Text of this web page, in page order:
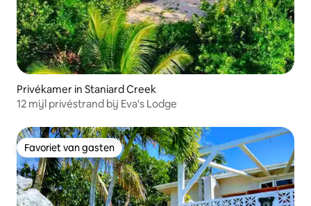
Privékamer in Staniard Creek
12 mijl privéstrand bij Eva's Lodge
Favoriet van gasten
Favoriet van gasten